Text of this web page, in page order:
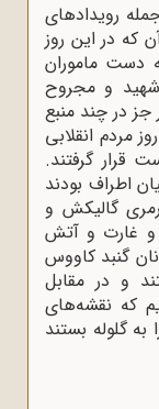
از جمله رویدادهای
که در این روز
دست ماموران
و مجروح
در چند منبع
مردم انقلابی
قرار گرفتند.
اطراف بودند
گالیکش و
و غارت و آتش
گنبد کاووس
و در مقابل
که نقشه‌های
به گلوله بستند